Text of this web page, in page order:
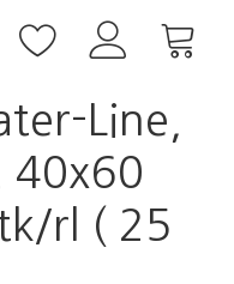
Line,
40x60
rl ( 25